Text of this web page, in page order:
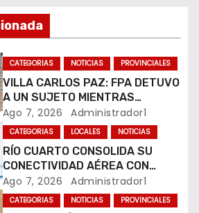
CATEGORIAS NOTICIAS PROVINCIALES
VILLA CARLOS PAZ: FPA DETUVO
A UN SUJETO MIENTRAS
COMERCIALIZABA COCAÍNA Y
MARIHUANA EN UNA PLAZA
Ago 7, 2026 Administrador1
CATEGORIAS LOCALES NOTICIAS
RÍO CUARTO CONSOLIDA SU
CONECTIVIDAD AÉREA CON
CUATRO VUELOS SEMANALES A
BUENOS AIRES
Ago 7, 2026 Administrador1
CATEGORIAS NOTICIAS PROVINCIALES